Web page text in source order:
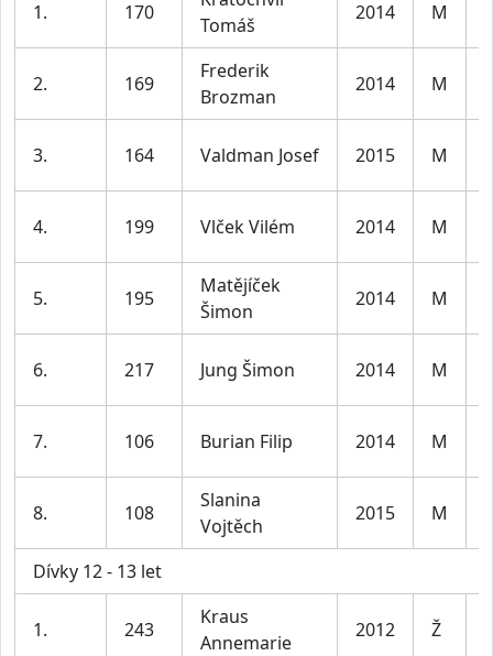
1. 170
Tomáš
2014 M
2. 169
Frederik
Brozman
2014 M
3. 164 Valdman Josef 2015 M
4. 199 Vlček Vilém 2014 M
5. 195
Matějíček
Šimon
2014 M
6. 217 Jung Šimon 2014 M
7. 106 Burian Filip 2014 M
8. 108
Slanina
Vojtěch
2015 M
Dívky 12 - 13 let
1. 243
Kraus
Annemarie
2012 Ž